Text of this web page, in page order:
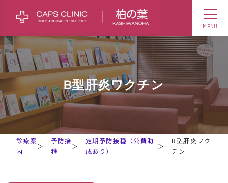
MENU
B型肝炎ワクチン
診療案
内
＞
予防接
種
＞
定期予防接種（公費助
成あり）
＞
B型肝炎ワク
チン